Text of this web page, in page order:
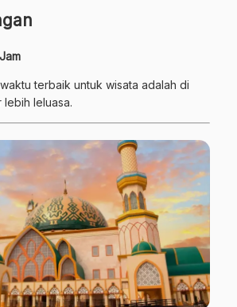
, waktu terbaik untuk wisata adalah di
lebih leluasa.